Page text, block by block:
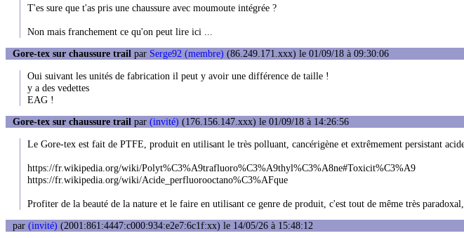
T'es sure que t'as pris une chaussure avec moumoute intégrée ?
Non mais franchement ce qu'on peut lire ici ...
Gore-tex sur chaussure trail par Serge92 (membre) (86.249.171.xxx) le 01/09/18 à 09:30:06
Oui suivant les unités de fabrication il peut y avoir une différence de taille !
y a des vedettes
EAG !
Gore-tex sur chaussure trail par (invité) (176.156.147.xxx) le 01/09/18 à 14:26:56
Le Gore-tex est fait de PTFE, produit en utilisant le très polluant, cancérigène et extrêmement persistant
https://fr.wikipedia.org/wiki/Polyt%C3%A9trafluoro%C3%A9thyl%C3%A8ne#Toxicit%C3%A9
https://fr.wikipedia.org/wiki/Acide_perfluorooctano%C3%AFque
Profiter de la beauté de la nature et le faire en utilisant ce genre de produit, c'est tout de même très
par (invité) (2001:861:4447:c000:934:e2e7:6c1f:xx) le 14/05/26 à 15:48:12